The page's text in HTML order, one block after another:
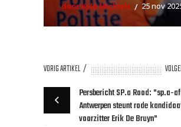
door Kyle Michiels 25 nov
VORIG ARTIKEL
Persbericht SP.a Rood: "sp.a-
Antwerpen steunt rode
voorzitter Erik De Bruyn"